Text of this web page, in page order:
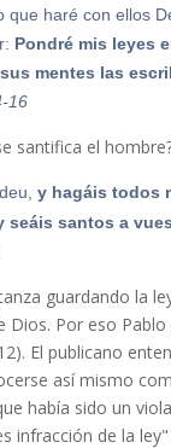
que haré con ellos
Pondré mis leyes
mentes las
16
santifica el
y hagáis todos
seáis santos a
guardando la
Dios. Por eso Pablo
El publicano
así mismo
había sido un
infracción de la ley"